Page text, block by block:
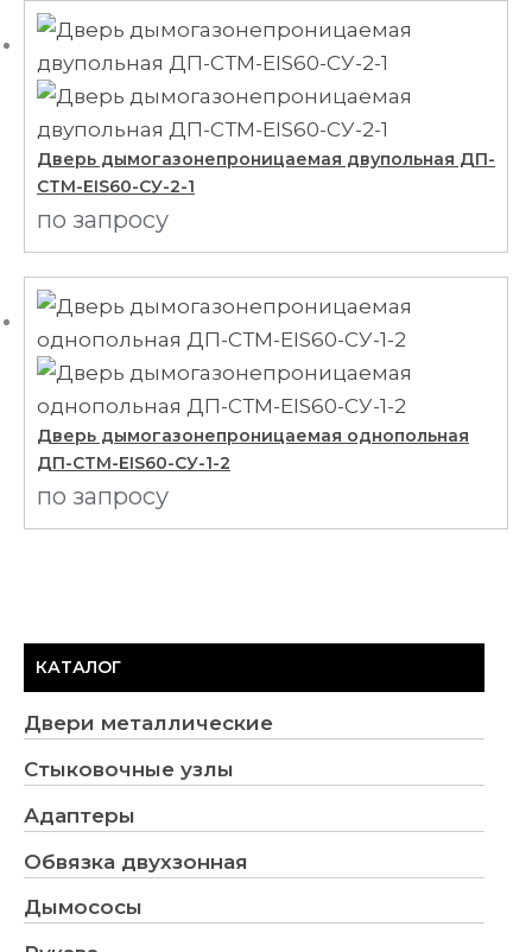
КАТАЛОГ
Двери металлические
Стыковочные узлы
Адаптеры
Обвязка двухзонная
Дымососы
Дверь дымогазонепроницаемая двупольная ДП-
СТМ-EIS60-СУ-2-1
по запросу
Дверь дымогазонепроницаемая однопольная
ДП-СТМ-EIS60-СУ-1-2
по запросу